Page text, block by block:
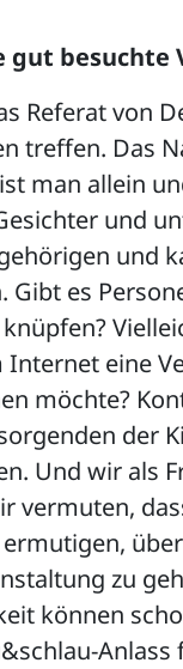
gut besuchte
Referat von
treffen. Das
man allein
und
und
es
eine
möchte?
der
Und wir als
vermuten,
zu
können
Anlass